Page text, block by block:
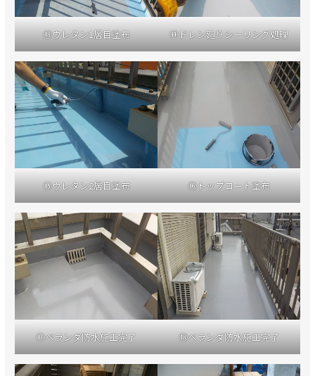
⑬ウレタン1層目塗布 ⑭ドレン廻りシーリング処理
⑮ウレタン2層目塗布 ⑯トップコート塗布
⑰ベランダ防水施工完了 ⑱ベランダ防水施工完了